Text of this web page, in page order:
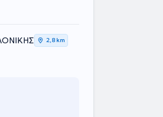
2,8 km